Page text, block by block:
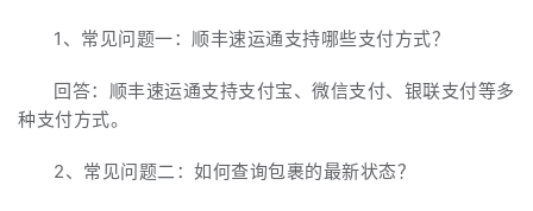
1、常见问题一：顺丰速运通支持哪些支付方式？
回答：顺丰速运通支持支付宝、微信支付、银联支付等多
种支付方式。
2、常见问题二：如何查询包裹的最新状态？